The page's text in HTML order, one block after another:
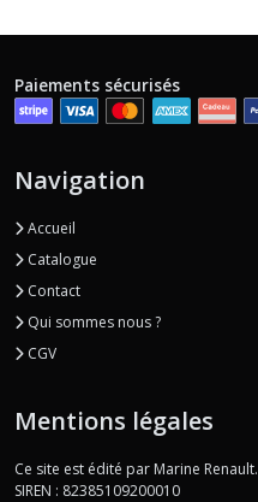
Paiements sécurisés
Navigation
Accueil
Catalogue
Contact
Qui sommes nous ?
CGV
Mentions légales
Ce site est édité par Marine Renault.
SIREN : 82385109200010